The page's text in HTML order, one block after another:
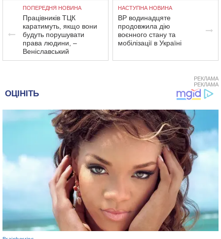
ПОПЕРЕДНЯ НОВИНА
Працівників ТЦК
каратимуть, якщо вони
будуть порушувати
права людини, –
Веніславський
НАСТУПНА НОВИНА
ВР водинадцяте
продовжила дію
воєнного стану та
мобілізації в Україні
РЕКЛАМА
РЕКЛАМА